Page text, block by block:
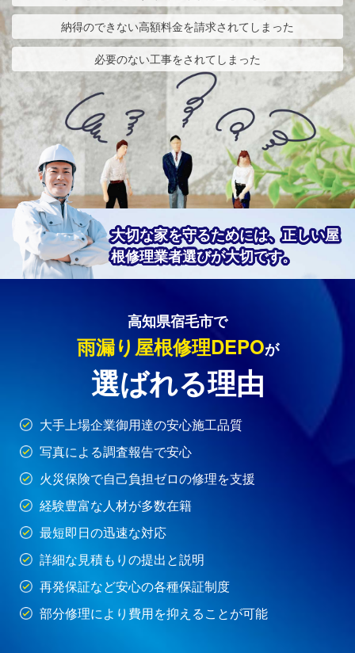
納得のできない高額料金を請求されてしまった
必要のない工事をされてしまった
大切な家を守るためには、正しい屋
根修理業者選びが大切です。
高知県宿毛市で
雨漏り屋根修理DEPOが
選ばれる理由
大手上場企業御用達の安心施工品質
写真による調査報告で安心
火災保険で自己負担ゼロの修理を支援
経験豊富な人材が多数在籍
最短即日の迅速な対応
詳細な見積もりの提出と説明
再発保証など安心の各種保証制度
部分修理により費用を抑えることが可能